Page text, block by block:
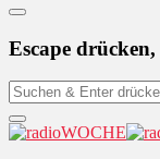
Escape